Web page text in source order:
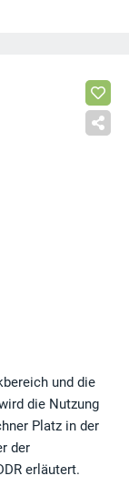
und die
die Nutzung
Platz in der
der
erläutert.